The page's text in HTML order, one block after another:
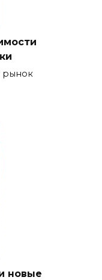
рынок
новые